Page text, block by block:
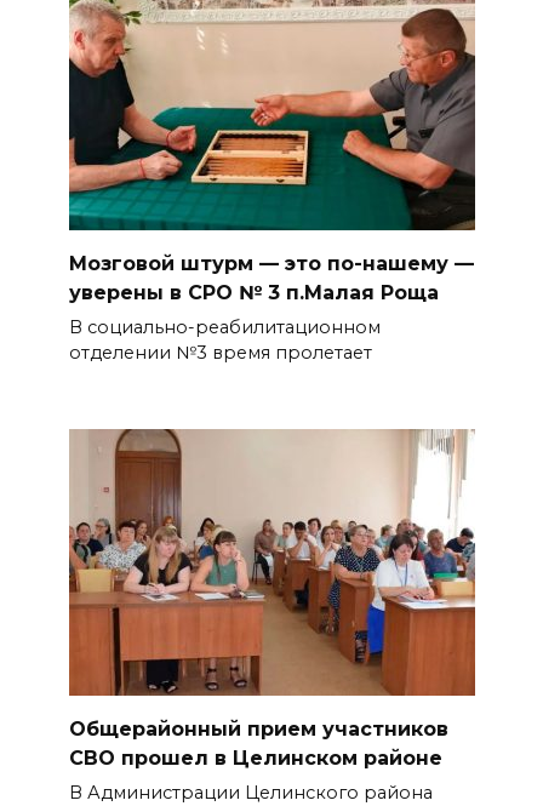
Мозговой штурм — это по-нашему —
уверены в СРО № 3 п.Малая Роща
В социально-реабилитационном
отделении №3 время пролетает
Общерайонный прием участников
СВО прошел в Целинском районе
В Администрации Целинского района